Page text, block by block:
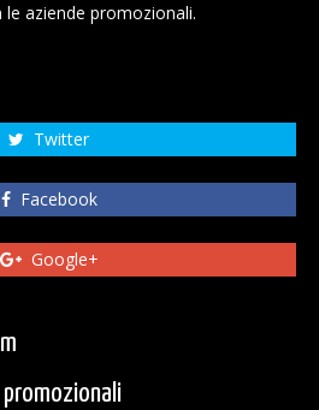
aziende promozionali.
Twitter
Facebook
Google+